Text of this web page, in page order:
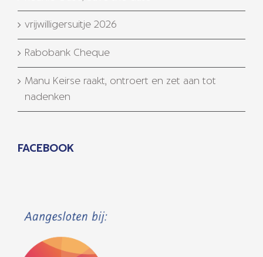
vrijwilligersuitje 2026
Rabobank Cheque
Manu Keirse raakt, ontroert en zet aan tot
nadenken
FACEBOOK